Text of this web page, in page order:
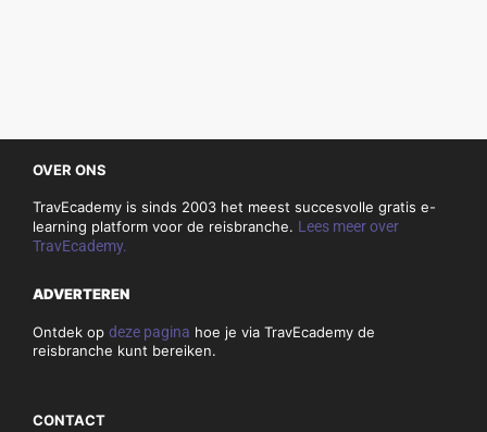
OVER ONS
TravEcademy is sinds 2003 het meest succesvolle gratis e-
learning platform voor de reisbranche. Lees meer over
TravEcademy.
ADVERTEREN
Ontdek op deze pagina hoe je via TravEcademy de
reisbranche kunt bereiken.
CONTACT